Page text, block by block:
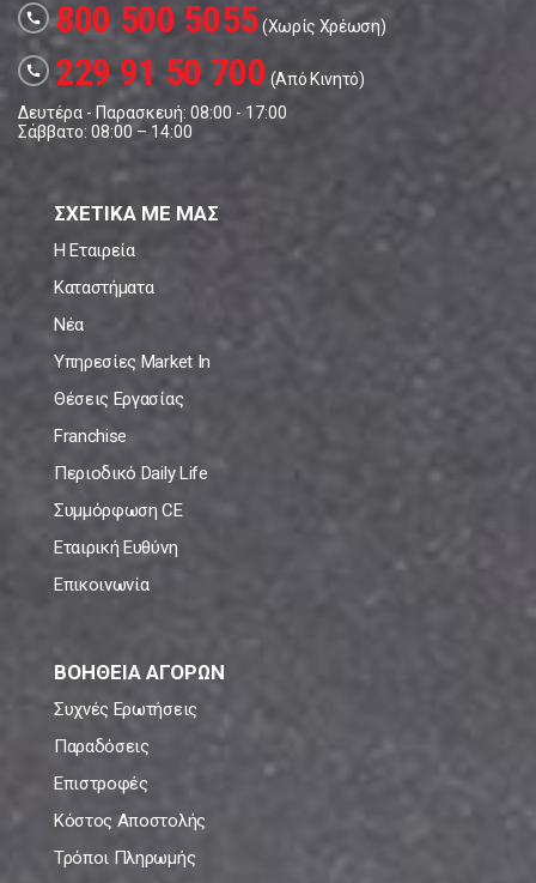
call 800 500 5055(Χωρίς Χρέωση)
call 229 91 50 700 (Από Κινητό)
Δευτέρα - Παρασκευή: 08:00 - 17:00
Σάββατο: 08:00 – 14:00
ΣΧΕΤΙΚΑ ΜΕ ΜΑΣ
Η Εταιρεία
Καταστήματα
Νέα
Υπηρεσίες Market In
Θέσεις Εργασίας
Franchise
Περιοδικό Daily Life
Συμμόρφωση CE
Εταιρική Ευθύνη
Επικοινωνία
ΒΟΗΘΕΙΑ ΑΓΟΡΩΝ
Συχνές Ερωτήσεις
Παραδόσεις
Επιστροφές
Κόστος Αποστολής
Τρόποι Πληρωμής